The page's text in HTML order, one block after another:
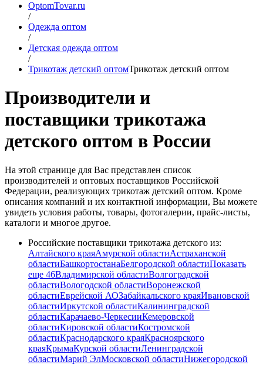
OptomTovar.ru
/
Одежда оптом
/
Детская одежда оптом
/
Трикотаж детский оптомТрикотаж детский оптом
Производители и
поставщики трикотажа
детского оптом в России
На этой странице для Вас представлен список
производителей и оптовых поставщиков Российской
Федерации, реализующих трикотаж детский оптом. Кроме
описания компаний и их контактной информации, Вы можете
увидеть условия работы, товары, фотогалерии, прайс-листы,
каталоги и многое другое.
Российские поставщики трикотажа детского из:
Алтайского краяАмурской областиАстраханской
областиБашкортостанаБелгородской областиПоказать
еще 46Владимирской областиВолгоградской
областиВологодской областиВоронежской
областиЕврейской АОЗабайкальского краяИвановской
областиИркутской областиКалининградской
областиКарачаево-ЧеркесииКемеровской
областиКировской областиКостромской
областиКраснодарского краяКрасноярского
краяКрымаКурской областиЛенинградской
областиМарий ЭлМосковской областиНижегородской